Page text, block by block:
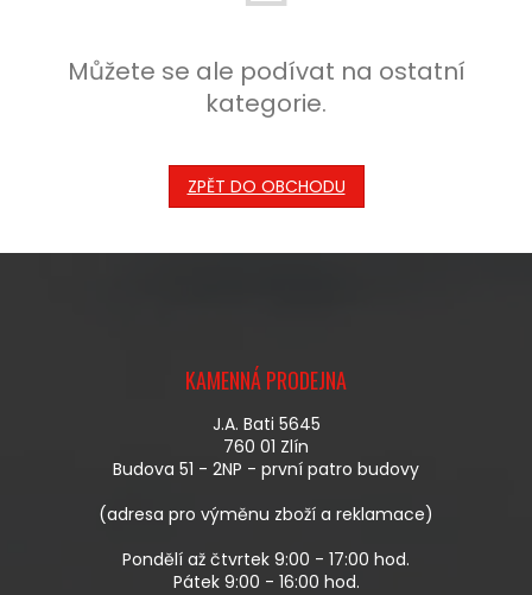
Můžete se ale podívat na ostatní
kategorie.
ZPĚT DO OBCHODU
KAMENNÁ PRODEJNA
J.A. Bati 5645
760 01 Zlín
Budova 51 - 2NP - první patro budovy
(adresa pro výměnu zboží a reklamace)
Pondělí až čtvrtek 9:00 - 17:00 hod.
Pátek 9:00 - 16:00 hod.